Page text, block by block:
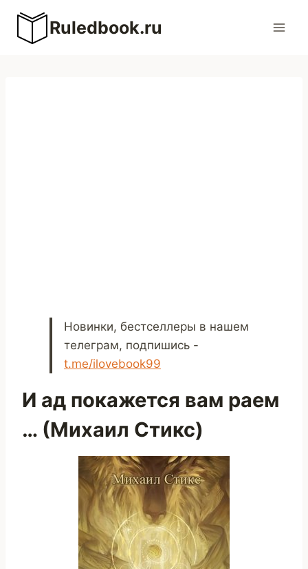
Перейти
содержимому
Ruledbook.ru
Новинки, бестселлеры в нашем
телеграм, подпишись -
t.me/ilovebook99
И ад покажется вам раем
… (Михаил Стикс)